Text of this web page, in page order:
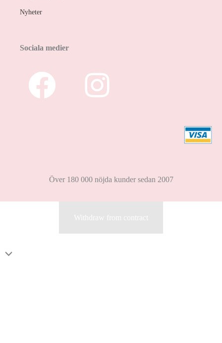
Nyheter
Sociala medier
Över 180 000 nöjda kunder sedan 2007
Withdraw from contract